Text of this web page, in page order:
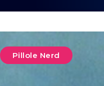
Pillole Nerd